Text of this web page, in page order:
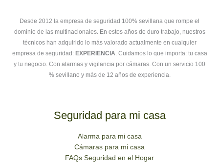
Desde 2012 la empresa de seguridad 100% sevillana que rompe el
dominio de las multinacionales. En estos años de duro trabajo, nuestros
técnicos han adquirido lo más valorado actualmente en cualquier
empresa de seguridad: EXPERIENCIA. Cuidamos lo que importa: tu casa
y tu negocio. Con alarmas y vigilancia por cámaras. Con un servicio 100
% sevillano y más de 12 años de experiencia.
Seguridad para mi casa
Alarma para mi casa
Cámaras para mi casa
FAQs Seguridad en el Hogar